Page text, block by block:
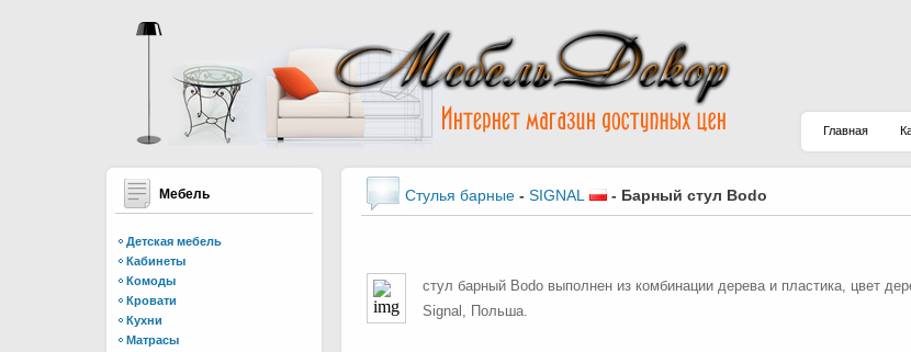
Главная
Мебель
Детская мебель
Кабинеты
Комоды
Кровати
Кухни
Матрасы
Стулья барные - SIGNAL - Барный стул Bodo
стул барный Bodo выполнен из комбинации дерева и пластика, цвет
Signal, Польша.